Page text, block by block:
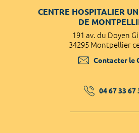
CENTRE HOSPITALIER
DE
191 av. du Doyen
34295 Montpellier
Contacter le
04 67 33 67